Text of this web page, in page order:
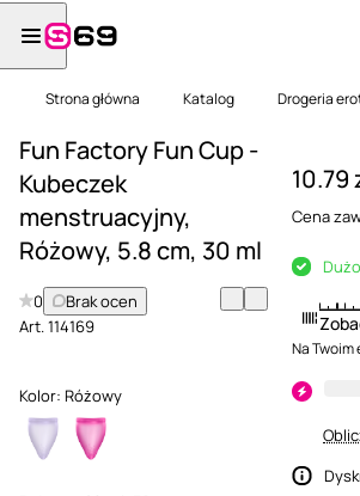
Strona główna Katalog Drogeria
Fun Factory Fun Cup -
Kubeczek
menstruacyjny,
Różowy, 5.8 cm, 30 ml
0
Brak ocen
Art.114169
Kolor: Różowy
10.79
Cena
Dużo
Na Twoim